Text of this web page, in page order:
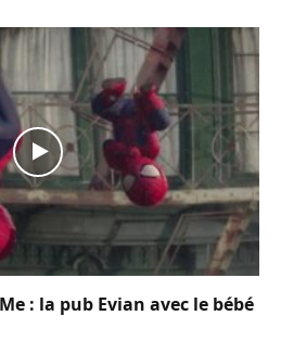
: la pub Evian avec le bébé